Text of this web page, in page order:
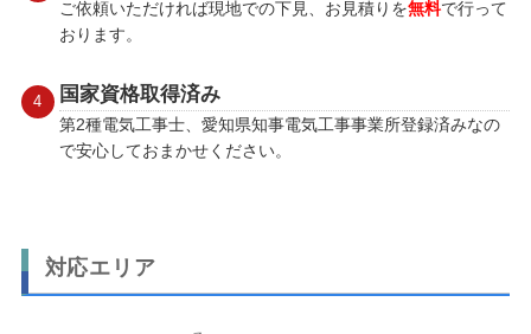
ご依頼いただければ現地での下見、お見積りを無料で行って
おります。
国家資格取得済み
第2種電気工事士、愛知県知事電気工事事業所登録済みなの
で安心しておまかせください。
対応エリア